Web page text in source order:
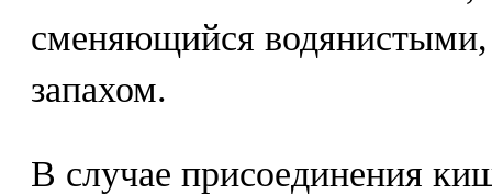
сменяющийся
запахом.
В случае присоединения